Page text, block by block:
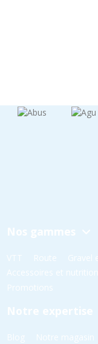
Nos gammes
VTT Route Gravel
Accessoires et nutrition
Promotions
Notre expertise
Blog Notre magasin